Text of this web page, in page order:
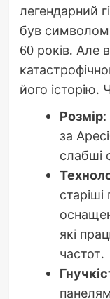
легендарний
був
60 років. Але
його
Розмір:
за
слабші
які
частот.